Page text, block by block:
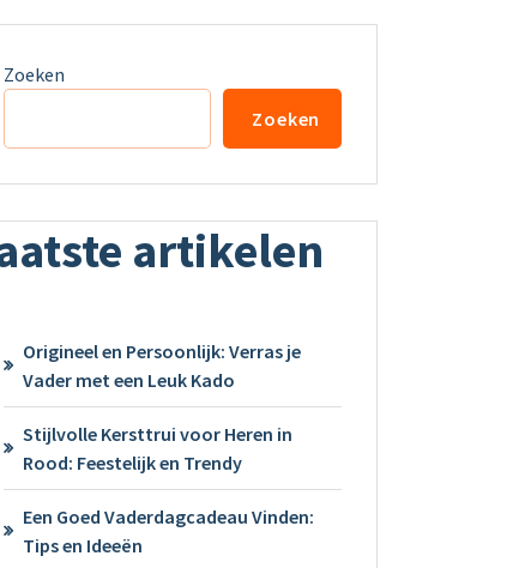
Zoeken
Zoeken
artikelen
Origineel en Persoonlijk: Verras je
Vader met een Leuk Kado
Stijlvolle Kersttrui voor Heren in
Rood: Feestelijk en Trendy
Een Goed Vaderdagcadeau Vinden:
Tips en Ideeën